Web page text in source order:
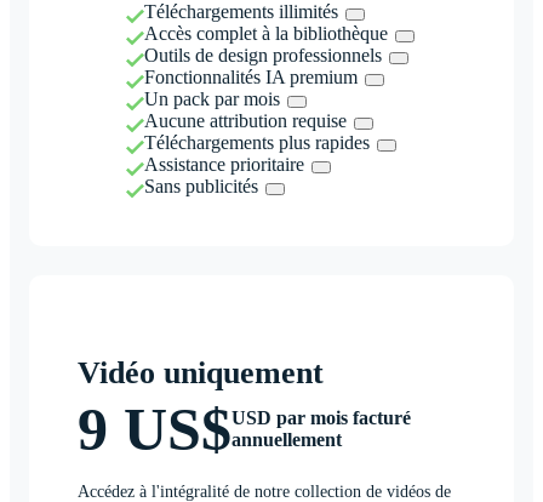
Téléchargements illimités
Accès complet à la bibliothèque
Outils de design professionnels
Fonctionnalités IA premium
Un pack par mois
Aucune attribution requise
Téléchargements plus rapides
Assistance prioritaire
Sans publicités
Vidéo uniquement
9 US$USD par mois facturé
annuellement
Accédez à l'intégralité de notre collection de vidéos de